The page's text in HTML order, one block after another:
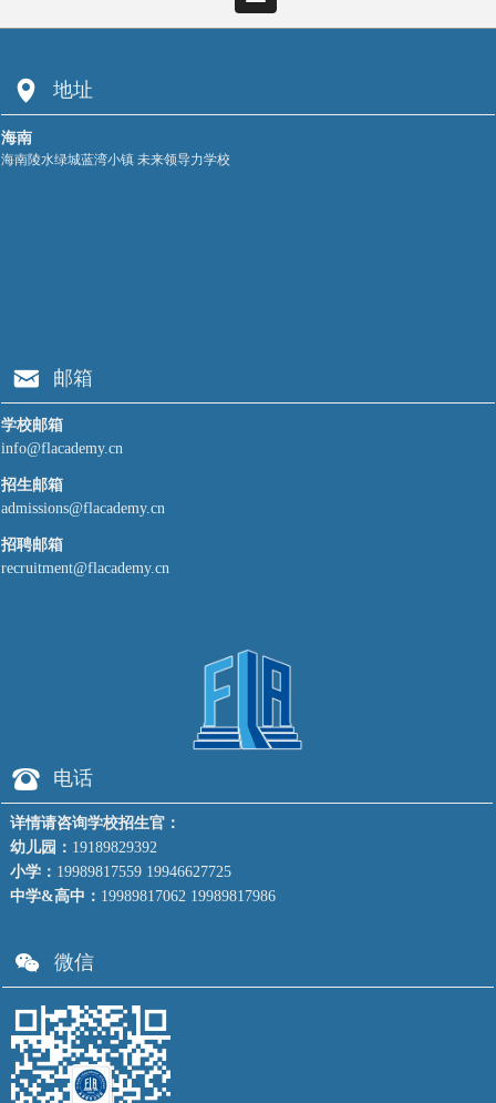
넹 地址
海南
海南陵水绿城蓝湾小镇 未来领导力学校
学校邮箱
info@flacademy.cn
招生邮箱
admissions@flacademy.cn
招聘邮箱
recruitment@flacademy.cn
邮箱
낂
电话
뀰
详情请咨询学校招生官：
幼儿园： 19189829392
小学： 19989817559 19946627725
中学&高中： 19989817062 19989817986
微信
너